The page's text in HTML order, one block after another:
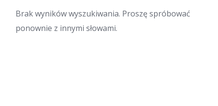
Brak wyników wyszukiwania. Proszę spróbować
ponownie z innymi słowami.